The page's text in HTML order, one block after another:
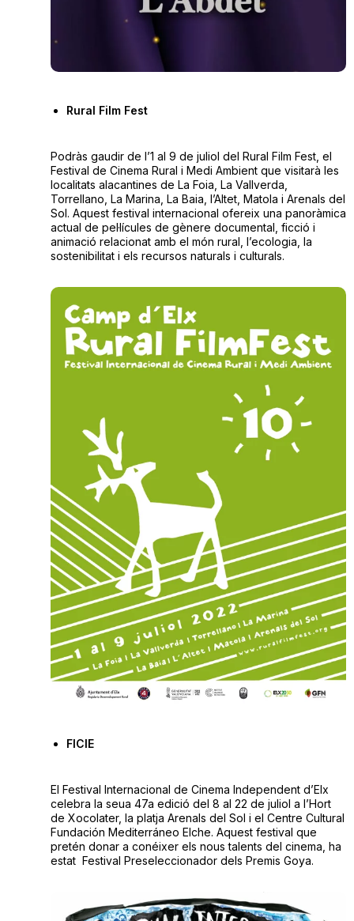
Rural Film Fest
Podràs gaudir de l’1 al 9 de juliol del Rural Film Fest, el
Festival de Cinema Rural i Medi Ambient que visitarà les
localitats alacantines de La Foia, La Vallverda,
Torrellano, La Marina, La Baia, l’Altet, Matola i Arenals del
Sol. Aquest festival internacional ofereix una panoràmica
actual de pel·lícules de gènere documental, ficció i
animació relacionat amb el món rural, l’ecologia, la
sostenibilitat i els recursos naturals i culturals.
FICIE
El Festival Internacional de Cinema Independent d’Elx
celebra la seua 47a edició del 8 al 22 de juliol a l’Hort
de Xocolater, la platja Arenals del Sol i el Centre Cultural
Fundación Mediterráneo Elche. Aquest festival que
pretén donar a conéixer els nous talents del cinema, ha
estat Festival Preseleccionador dels Premis Goya.